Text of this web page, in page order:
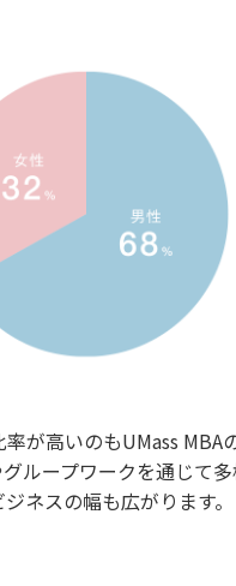
が高いのもUMass MBA
ループワークを通じて
ネスの幅も広がります。